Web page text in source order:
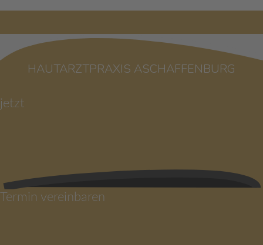
HAUTARZTPRAXIS ASCHAFFENBURG
jetzt
Termin vereinbaren